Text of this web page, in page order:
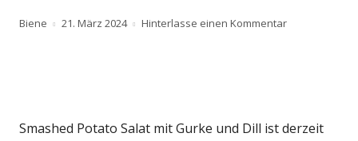
Autor
Biene
Veröffentlicht
21. März 2024 Hinterlasse einen Kommentarzu Smashed
Smashed Potato Salat mit Gurke und Dill ist derzeit